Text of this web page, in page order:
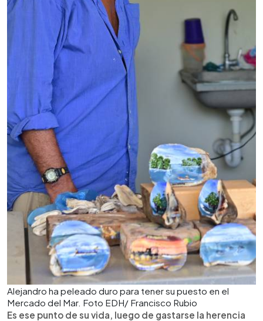
Alejandro ha peleado duro para tener su puesto en el
Mercado del Mar. Foto EDH/ Francisco Rubio
Es ese punto de su vida, luego de gastarse la herencia